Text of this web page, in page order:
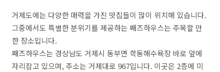
거제도에는 다양한 매력을 가진 맛집들이 많이 위치해 있습니다.
그중에서도 특별한 분위기를 제공하는 째즈하우스는 주목할 만
한 장소입니다.
째즈하우스는 경상남도 거제시 동부면 학동해수욕장 바로 앞에
자리잡고 있으며, 주소는 거제대로 967입니다. 이곳은 2층에 미